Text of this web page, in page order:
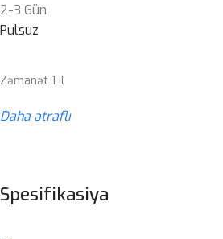
2-3 Gün
Pulsuz
Zəmanət 1 il
Daha ətraflı
Spesifikasiya